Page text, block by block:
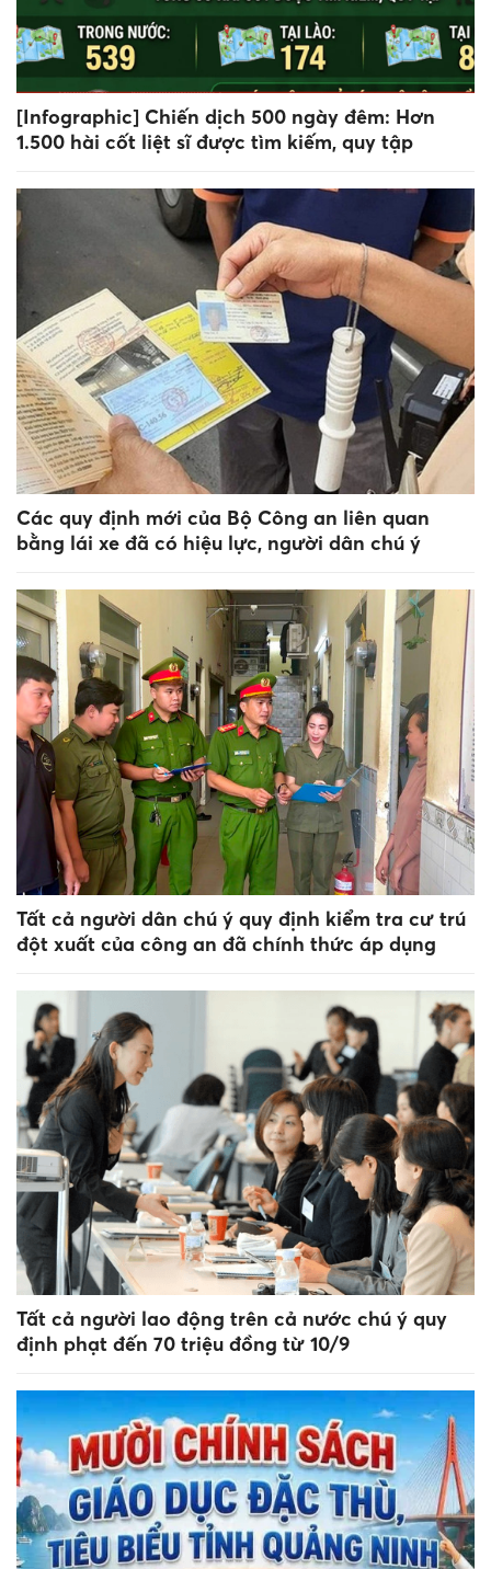
[Infographic] Chiến dịch 500 ngày đêm: Hơn
1.500 hài cốt liệt sĩ được tìm kiếm, quy tập
Các quy định mới của Bộ Công an liên quan
bằng lái xe đã có hiệu lực, người dân chú ý
Tất cả người dân chú ý quy định kiểm tra cư trú
đột xuất của công an đã chính thức áp dụng
Tất cả người lao động trên cả nước chú ý quy
định phạt đến 70 triệu đồng từ 10/9